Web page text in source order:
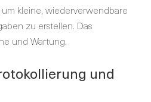
kleine, wiederverwendbare
zu erstellen. Das
und Wartung.
und